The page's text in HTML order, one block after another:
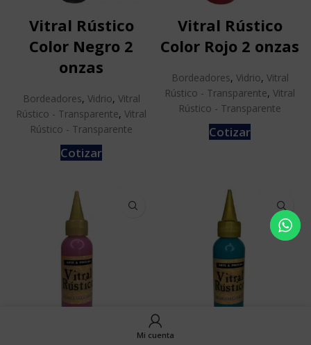
Vitral Rústico
Color Negro 2
onzas
Bordeadores, Vidrio, Vitral
Rústico - Transparente, Vitral
Rústico - Transparente
Cotizar
Vitral Rústico
Color Rojo 2 onzas
Bordeadores, Vidrio, Vitral
Rústico - Transparente, Vitral
Rústico - Transparente
Cotizar
Mi cuenta